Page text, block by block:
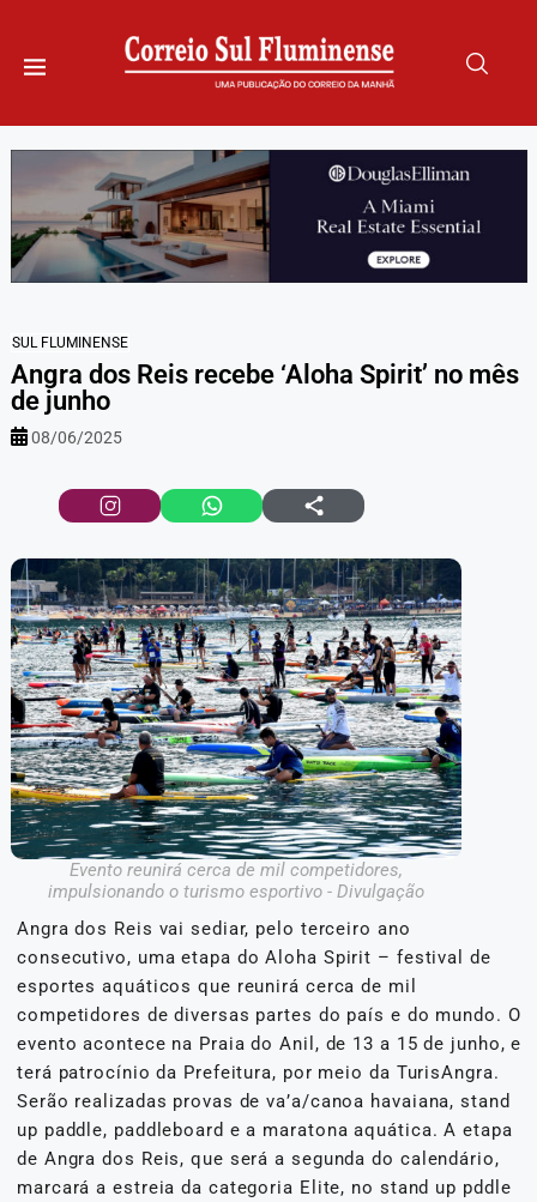
SUL FLUMINENSE
Angra dos Reis recebe ‘Aloha Spirit’ no mês
de junho
08/06/2025
Evento reunirá cerca de mil competidores,
impulsionando o turismo esportivo - Divulgação
Angra dos Reis vai sediar, pelo terceiro ano
consecutivo, uma etapa do Aloha Spirit – festival de
esportes aquáticos que reunirá cerca de mil
competidores de diversas partes do país e do mundo. O
evento acontece na Praia do Anil, de 13 a 15 de junho, e
terá patrocínio da Prefeitura, por meio da TurisAngra.
Serão realizadas provas de va’a/canoa havaiana, stand
up paddle, paddleboard e a maratona aquática. A etapa
de Angra dos Reis, que será a segunda do calendário,
marcará a estreia da categoria Elite, no stand up pddle